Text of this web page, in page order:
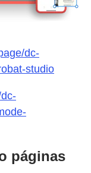
dc-
studio
páginas